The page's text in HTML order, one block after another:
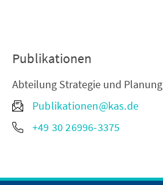
Publikationen
Abteilung Strategie und Planung
Publikationen@kas.de
+49 30 26996-3375